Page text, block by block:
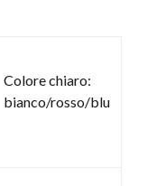
Colore chiaro:
bianco/rosso/blu